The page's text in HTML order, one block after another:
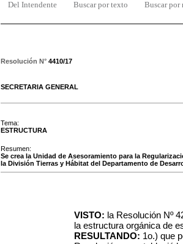
Del Intendente Buscar por texto Buscar por
Resolución N° 4410/17
SECRETARIA GENERAL
Tema:
ESTRUCTURA
Resumen:
Se crea la Unidad de Asesoramiento para la
la División Tierras y Hábitat del Departamento de
VISTO: la Resolución Nº
la estructura orgánica de
RESULTANDO: 1o.) que